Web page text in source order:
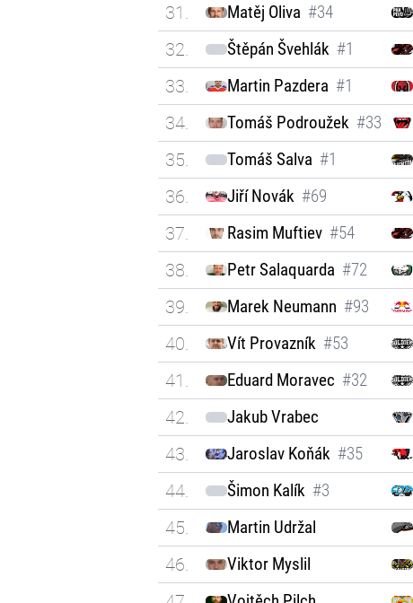
31.
Matěj Oliva #34
32.
Štěpán Švehlák #1
33.
Martin Pazdera #1
34.
Tomáš Podroužek #33
35.
Tomáš Salva #1
36.
Jiří Novák #69
37.
Rasim Muftiev #54
38.
Petr Salaquarda #72
39.
Marek Neumann #93
40.
Vít Provazník #53
41.
Eduard Moravec #32
42.
Jakub Vrabec
43.
Jaroslav Koňák #35
44.
Šimon Kalík #3
45.
Martin Udržal
46.
Viktor Myslil